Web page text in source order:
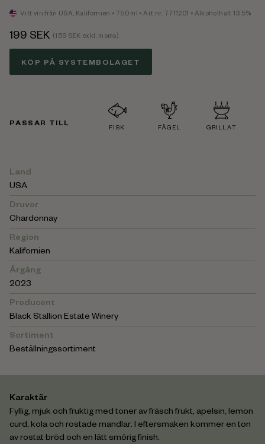
Vitt vin från USA, Kalifornien • 750 ml • Art.nr. 7711201 • Alkoholhalt 13.5%
199 SEK (159 SEK exkl. moms)
KÖP PÅ SYSTEMBOLAGET
PASSAR TILL
FISK FÅGEL GRILLAT
Land
USA
Druvor
Chardonnay
Region
Kalifornien
Årgång
2023
Producent
Black Stallion Estate Winery
Sortiment
Beställningssortiment
Karaktär
Fyllig, mjuk och fruktig med toner av fräsch frukt, apelsin, lemon
curd, kola och rostade mandlar. I eftersmaken kommer en ton
av rostat bröd och en lätt smörig finish.